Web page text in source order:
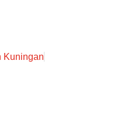
Kuningan